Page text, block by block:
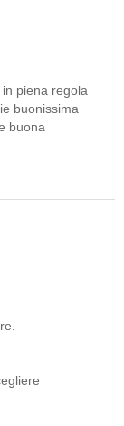
piena regola
buonissima
buona